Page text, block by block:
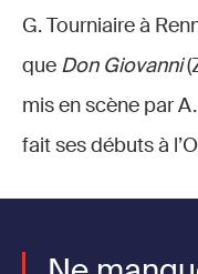
G. Tourniaire à
que Don Giovanni
mis en scène par
fait ses débuts à